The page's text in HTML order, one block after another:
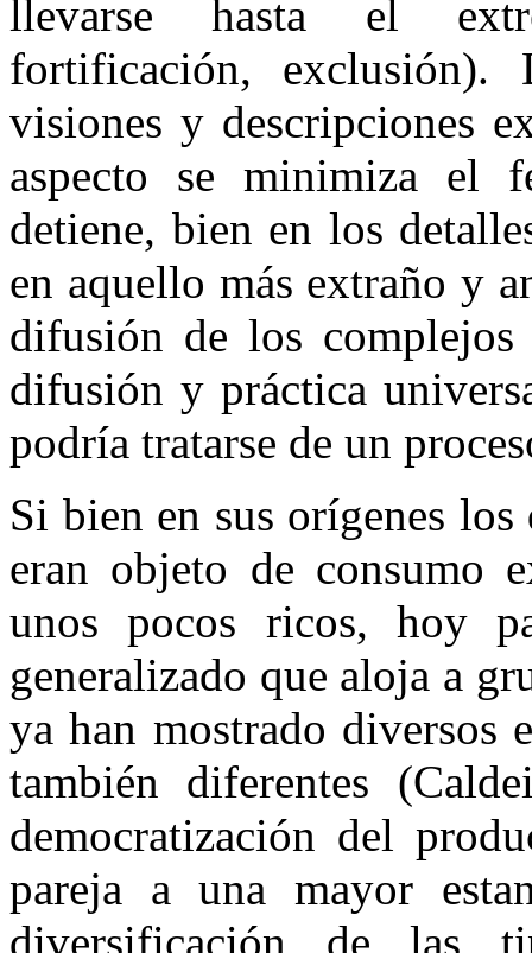
llevarse hasta el
fortificación,
visiones y descripciones
aspecto se minimiza el
detiene, bien en los
en aquello más extraño y
difusión de los complejos
difusión y práctica
podría tratarse de un
Si bien en sus orígenes los
eran objeto de
unos pocos ricos, hoy
generalizado que aloja a
ya han mostrado diversos
también diferentes
democratización del
pareja a una mayor
diversificación de las